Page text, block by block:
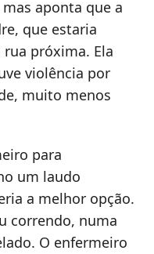
aponta que a
que estaria
próxima. Ela
violência por
muito menos
para
um laudo
a melhor opção.
correndo, numa
O enfermeiro